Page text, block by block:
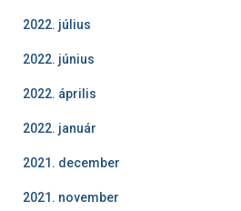
2022. július
2022. június
2022. április
2022. január
2021. december
2021. november